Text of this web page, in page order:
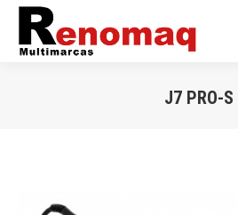
J7 PRO-S